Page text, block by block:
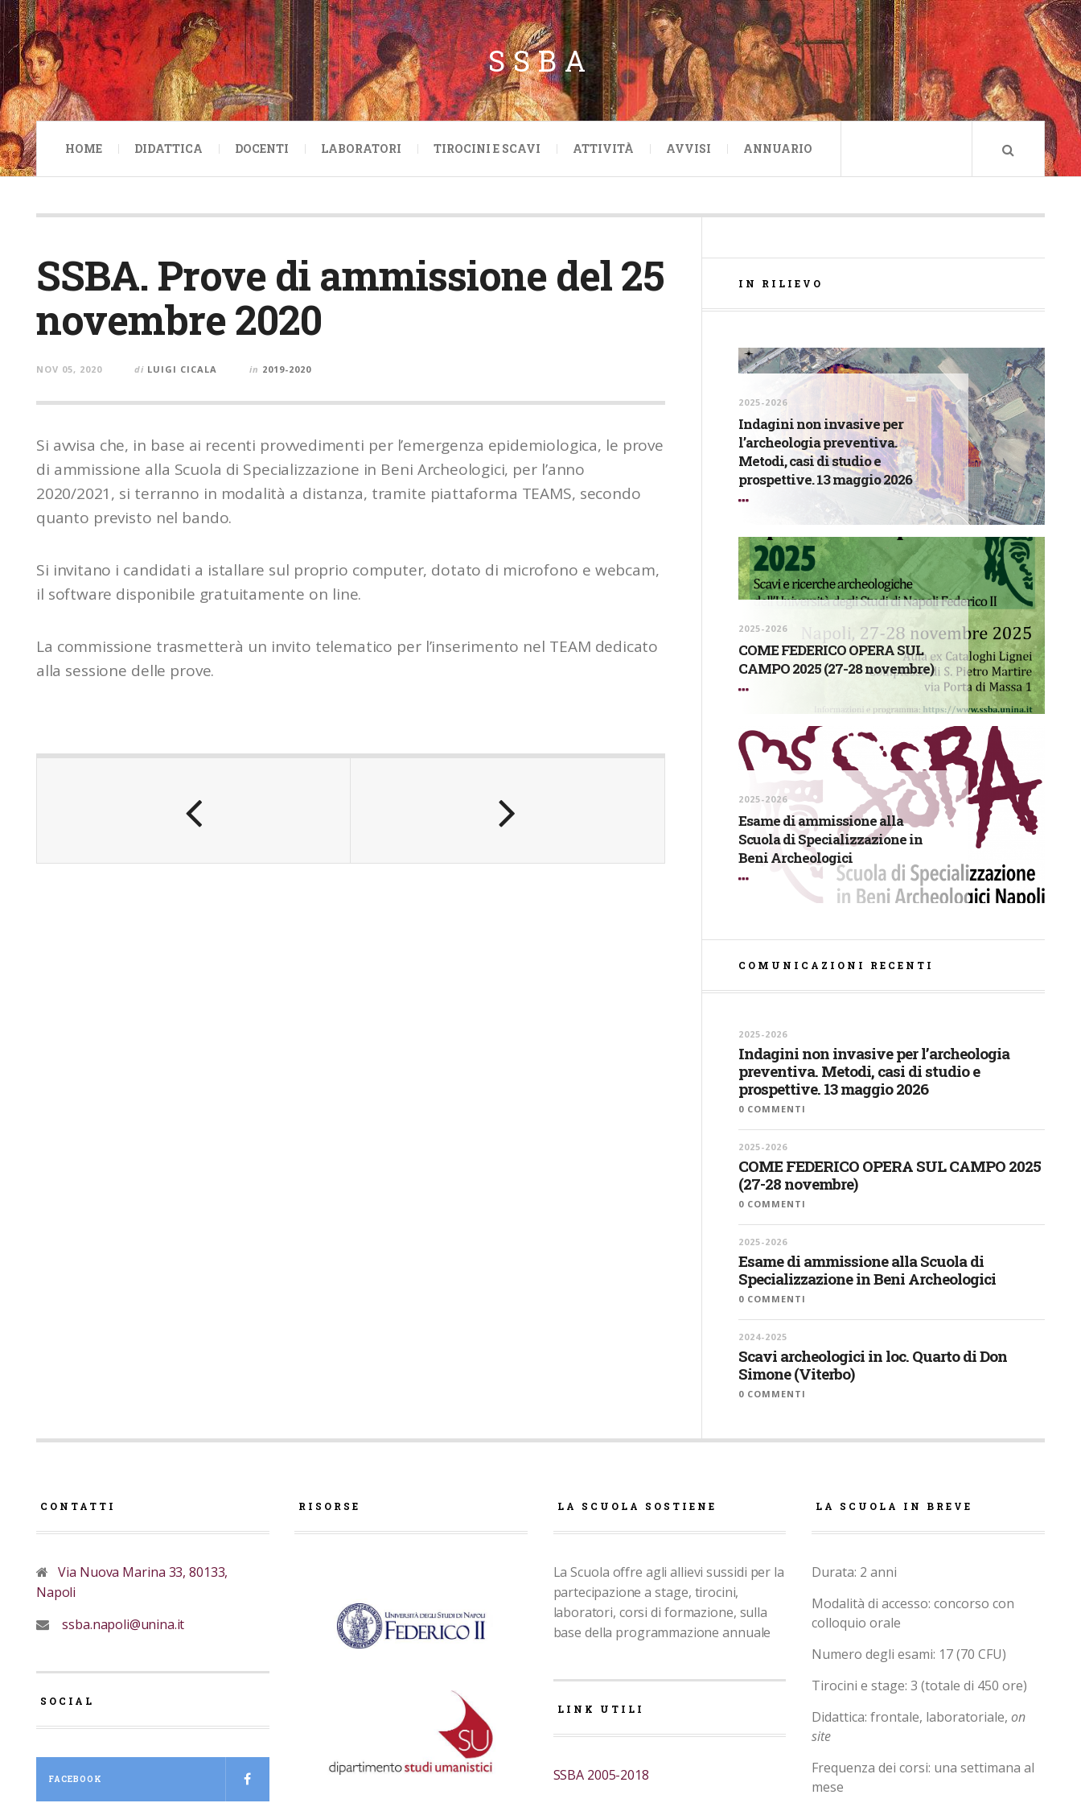
SSBA
HOME DIDATTICA DOCENTI LABORATORI TIROCINI E SCAVI ATTIVITÀ AVVISI ANNUARIO
SSBA. Prove di ammissione del 25
novembre 2020
NOV 05, 2020 di LUIGI CICALA in 2019-2020
Si avvisa che, in base ai recenti provvedimenti per l’emergenza epidemiologica, le prove
di ammissione alla Scuola di Specializzazione in Beni Archeologici, per l’anno
2020/2021, si terranno in modalità a distanza, tramite piattaforma TEAMS, secondo
quanto previsto nel bando.
Si invitano i candidati a istallare sul proprio computer, dotato di microfono e webcam,
il software disponibile gratuitamente on line.
La commissione trasmetterà un invito telematico per l’inserimento nel TEAM dedicato
alla sessione delle prove.
IN RILIEVO
2025-2026
Indagini non invasive per
l’archeologia preventiva.
Metodi, casi di studio e
prospettive. 13 maggio 2026
2025-2026
COME FEDERICO OPERA SUL
CAMPO 2025 (27-28 novembre)
2025-2026
Esame di ammissione alla
Scuola di Specializzazione in
Beni Archeologici
COMUNICAZIONI RECENTI
2025-2026
Indagini non invasive per l’archeologia
preventiva. Metodi, casi di studio e
prospettive. 13 maggio 2026
0 COMMENTI
2025-2026
COME FEDERICO OPERA SUL CAMPO 2025
(27-28 novembre)
0 COMMENTI
2025-2026
Esame di ammissione alla Scuola di
Specializzazione in Beni Archeologici
0 COMMENTI
2024-2025
Scavi archeologici in loc. Quarto di Don
Simone (Viterbo)
0 COMMENTI
CONTATTI
Via Nuova Marina 33, 80133,
Napoli
ssba.napoli@unina.it
SOCIAL
FACEBOOK
RISORSE LA SCUOLA SOSTIENE
La Scuola offre agli allievi sussidi per la
partecipazione a stage, tirocini,
laboratori, corsi di formazione, sulla
base della programmazione annuale
LINK UTILI
SSBA 2005-2018
LA SCUOLA IN BREVE
Durata: 2 anni
Modalità di accesso: concorso con
colloquio orale
Numero degli esami: 17 (70 CFU)
Tirocini e stage: 3 (totale di 450 ore)
Didattica: frontale, laboratoriale, on
site
Frequenza dei corsi: una settimana al
mese